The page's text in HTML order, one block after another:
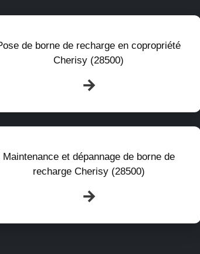
de borne de recharge en copropriété
Cherisy (28500)
Maintenance et dépannage de borne de
recharge Cherisy (28500)